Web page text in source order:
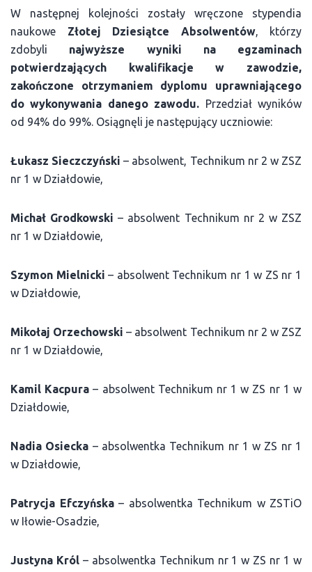
W następnej kolejności zostały wręczone stypendia
naukowe Złotej Dziesiątce Absolwentów, którzy
zdobyli najwyższe wyniki na egzaminach
potwierdzających kwalifikacje w zawodzie,
zakończone otrzymaniem dyplomu uprawniającego
do wykonywania danego zawodu. Przedział wyników
od 94% do 99%. Osiągnęli je następujący uczniowie:
Łukasz Sieczczyński – absolwent, Technikum nr 2 w ZSZ
nr 1 w Działdowie,
Michał Grodkowski – absolwent Technikum nr 2 w ZSZ
nr 1 w Działdowie,
Szymon Mielnicki – absolwent Technikum nr 1 w ZS nr 1
w Działdowie,
Mikołaj Orzechowski – absolwent Technikum nr 2 w ZSZ
nr 1 w Działdowie,
Kamil Kacpura – absolwent Technikum nr 1 w ZS nr 1 w
Działdowie,
Nadia Osiecka – absolwentka Technikum nr 1 w ZS nr 1
w Działdowie,
Patrycja Efczyńska – absolwentka Technikum w ZSTiO
w Iłowie-Osadzie,
Justyna Król– absolwentka Technikum nr 1 w ZS nr 1 w